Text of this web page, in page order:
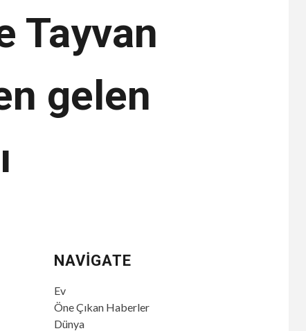
Tayvan
gelen
NAVIGATE
Ev
Öne Çıkan Haberler
Dünya